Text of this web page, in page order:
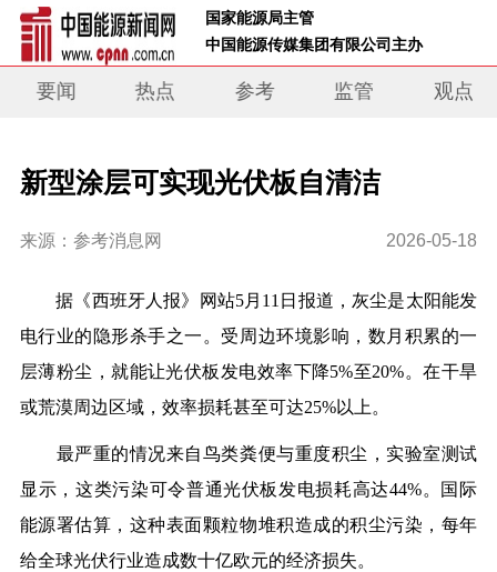
国家能源局主管
中国能源传媒集团有限公司主办
要闻 热点 参考 监管 观点
新型涂层可实现光伏板自清洁
来源：参考消息网 2026-05-18
据《西班牙人报》网站5月11日报道，灰尘是太阳能发
电行业的隐形杀手之一。受周边环境影响，数月积累的一
层薄粉尘，就能让光伏板发电效率下降5%至20%。在干旱
或荒漠周边区域，效率损耗甚至可达25%以上。
最严重的情况来自鸟类粪便与重度积尘，实验室测试
显示，这类污染可令普通光伏板发电损耗高达44%。国际
能源署估算，这种表面颗粒物堆积造成的积尘污染，每年
给全球光伏行业造成数十亿欧元的经济损失。